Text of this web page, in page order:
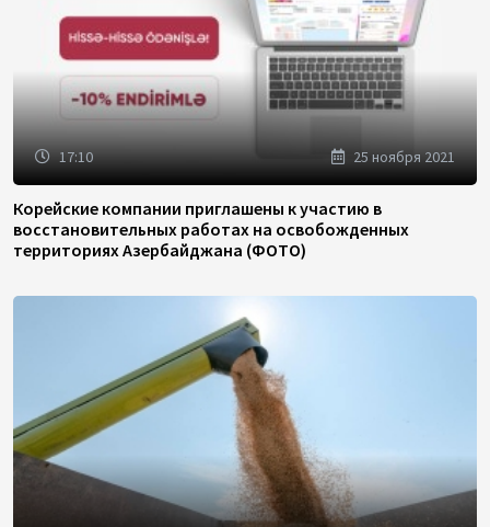
17:10 25 ноября 2021
Корейские компании приглашены к участию в
восстановительных работах на освобожденных
территориях Азербайджана (ФОТО)